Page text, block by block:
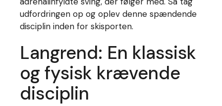
udfordringen op og oplev denne spændende
disciplin inden for skisporten.
Langrend: En klassisk
og fysisk krævende
disciplin